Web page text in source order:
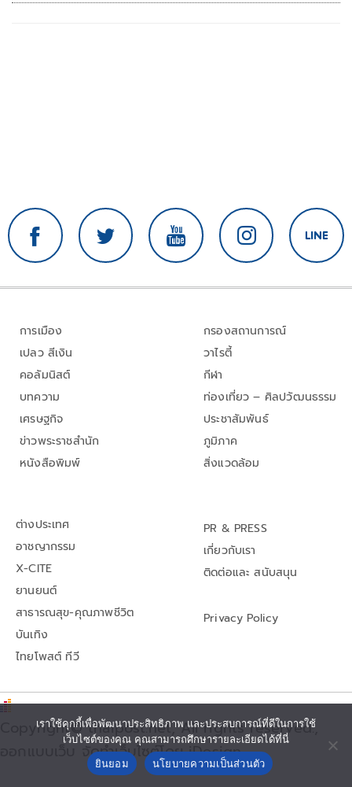
การเมือง
เปลว สีเงิน
คอลัมนิสต์
บทความ
เศรษฐกิจ
ข่าวพระราชสำนัก
หนังสือพิมพ์
กรองสถานการณ์
วาไรตี้
กีฬา
ท่องเที่ยว – ศิลปวัฒนธรรม
ประชาสัมพันธ์
ภูมิภาค
สิ่งแวดล้อม
ต่างประเทศ
อาชญากรรม
X-CITE
ยานยนต์
สาธารณสุข-คุณภาพชีวิต
บันเทิง
ไทยโพสต์ ทีวี
PR & PRESS
เกี่ยวกับเรา
ติดต่อและ สนับสนุน
Privacy Policy
Copyright© thaipost.net, All rights reserved.,
ออกแบบเว็บ จัดทำเว็บไซต์โดย iDesign
เราใช้คุกกี้เพื่อพัฒนาประสิทธิภาพ และประสบการณ์ที่ดีในการใช้
เว็บไซต์ของคุณ คุณสามารถศึกษารายละเอียดได้ที่นี่
ยินยอม
นโยบายความเป็นส่วนตัว